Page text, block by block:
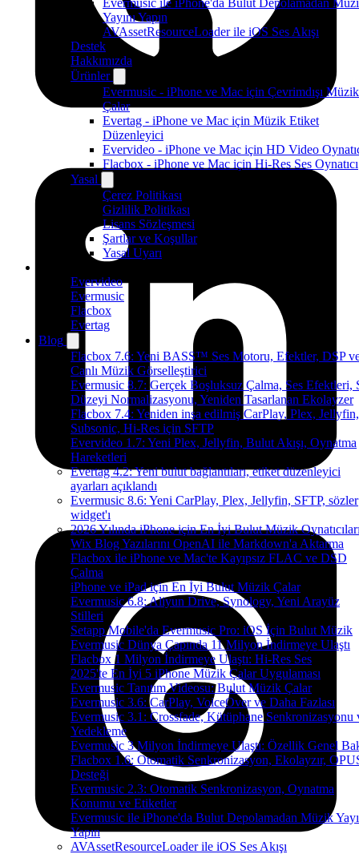
Evermusic ile iPhone'da Bulut Depolamadan
Yayını Yapın
AVAssetResourceLoader ile iOS Ses Akışı
Destek
Hakkımızda
Ürünler
Evermusic - iPhone ve Mac için Çevrimdışı Müzik
Çalar
Evertag - iPhone ve Mac için Müzik Etiket
Düzenleyici
Evervideo - iPhone ve Mac için HD Video
Flacbox - iPhone ve Mac için Hi-Res Ses Oynatıcı
Yasal
Çerez Politikası
Gizlilik Politikası
Lisans Sözleşmesi
Şartlar ve Koşullar
Yasal Uyarı
Evervideo
Evermusic
Flacbox
Evertag
Blog
Flacbox 7.6: Yeni BASS™ Ses Motoru, Efektler, DSP
Canlı Müzik Görselleştirici
Evermusic 8.7: Gerçek Boşluksuz Çalma, Ses Efektleri,
Düzeyi Normalizasyonu, Yeniden Tasarlanan Ekolayzer
Flacbox 7.4: Yeniden inşa edilmiş CarPlay, Plex, Jellyfin,
Subsonic, Hi-Res için SFTP
Evervideo 1.7: Yeni Plex, Jellyfin, Bulut Akışı, Oynatma
Hareketleri
Evertag 4.2: Yeni bulut bağlantıları, etiket düzenleyici
ayarları açıklandı
Evermusic 8.6: Yeni CarPlay, Plex, Jellyfin, SFTP, sözler
widget'ı
2026 Yılında iPhone için En İyi Bulut Müzik
Wix Blog Yazılarını OpenAI ile Markdown'a Aktarma
Flacbox ile iPhone ve Mac'te Kayıpsız FLAC ve DSD
Çalma
iPhone ve iPad için En İyi Bulut Müzik Çalar
Evermusic 6.8: Aliyun Drive, Synology, Yeni Arayüz
Stilleri
Setapp Mobile'da Evermusic Pro: iOS İçin Bulut Müzik
Evermusic Dünya Çapında 11 Milyon İndirmeye Ulaştı
Flacbox 1 Milyon İndirmeye Ulaştı: Hi-Res Ses
2025'te En İyi 5 iPhone Müzik Çalar Uygulaması
Evermusic Tanıtım Videosu: Bulut Müzik Çalar
Evermusic 3.6: CarPlay, VoiceOver ve Daha Fazlası
Evermusic 3.1: Crossfade, Kütüphane Senkronizasyonu
Yedekleme
Evermusic 3 Milyon İndirmeye Ulaştı: Özellik Genel
Flacbox 1.6: Otomatik Senkronizasyon, Ekolayzır,
Desteği
Evermusic 2.3: Otomatik Senkronizasyon, Oynatma
Konumu ve Etiketler
Evermusic ile iPhone'da Bulut Depolamadan Müzik
Yapın
AVAssetResourceLoader ile iOS Ses Akışı